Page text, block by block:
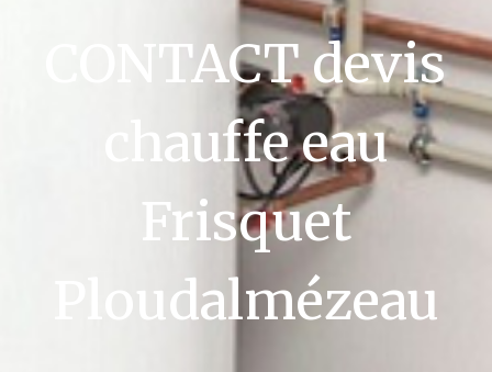
CONTACT devis
chauffe eau
Frisquet
Ploudalmézeau